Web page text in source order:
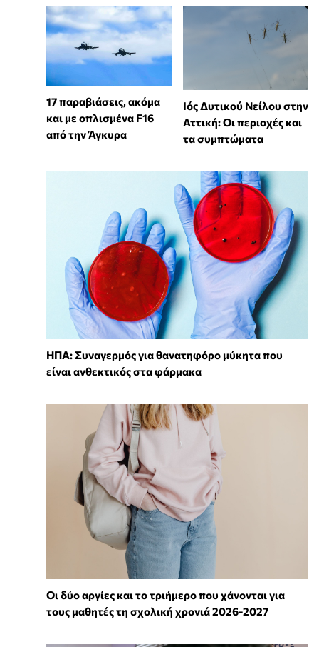
17 παραβιάσεις, ακόμα
και με οπλισμένα F16
από την Άγκυρα
Ιός Δυτικού Νείλου στην
Αττική: Οι περιοχές και
τα συμπτώματα
ΗΠΑ: Συναγερμός για θανατηφόρο μύκητα που
είναι ανθεκτικός στα φάρμακα
Οι δύο αργίες και το τριήμερο που χάνονται για
τους μαθητές τη σχολική χρονιά 2026-2027